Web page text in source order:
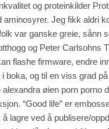
og proteinkilder
aminosyrer. Jeg fikk aldri
var ganske greie, sånn
og Peter Carlsohns
flashe firmware, endre
boka, og til en viss grad
alexandra øien porn porno
“Good life” er
lagre ved å publisere/